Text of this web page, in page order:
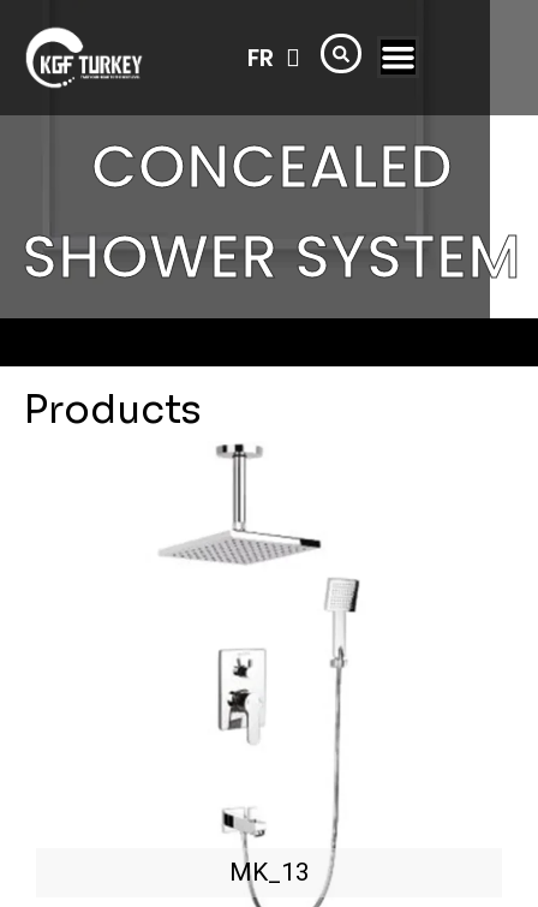
FR
AR
CONCEALED
SHOWER SYSTEM
Products
MK_13